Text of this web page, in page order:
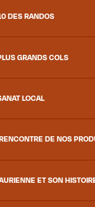
DES RANDOS
GRANDS COLS
LOCAL
DE NOS
ET SON
dans la
73300